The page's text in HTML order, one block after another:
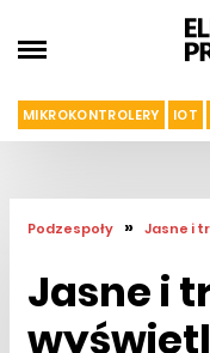
MIKROKONTROLERY IOT
Podzespoły » Jasne i
Jasne i